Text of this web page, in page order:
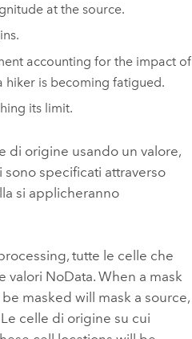
at the source.
accounting for the impact of
hiker is becoming fatigued.
its limit.
di origine usando un valore,
specificati attraverso
si applicheranno
tutte le celle che
NoData. When a mask
masked will mask a source,
celle di origine su cui